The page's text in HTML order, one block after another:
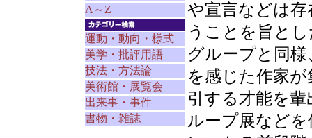
A～Z
運動・動向・様式
美学・批評用語
技法・方法論
美術館・展覧会
出来事・事件
書物・雑誌
や宣言などは存
うことを旨と
グループと同
を感じた作家
引する才能を
ループ展など